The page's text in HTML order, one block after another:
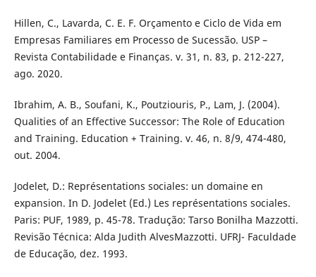
Hillen, C., Lavarda, C. E. F. Orçamento e Ciclo de Vida em
Empresas Familiares em Processo de Sucessão. USP –
Revista Contabilidade e Finanças. v. 31, n. 83, p. 212-227,
ago. 2020.
Ibrahim, A. B., Soufani, K., Poutziouris, P., Lam, J. (2004).
Qualities of an Effective Successor: The Role of Education
and Training. Education + Training. v. 46, n. 8/9, 474-480,
out. 2004.
Jodelet, D.: Représentations sociales: un domaine en
expansion. In D. Jodelet (Ed.) Les représentations sociales.
Paris: PUF, 1989, p. 45-78. Tradução: Tarso Bonilha Mazzotti.
Revisão Técnica: Alda Judith AlvesMazzotti. UFRJ- Faculdade
de Educação, dez. 1993.